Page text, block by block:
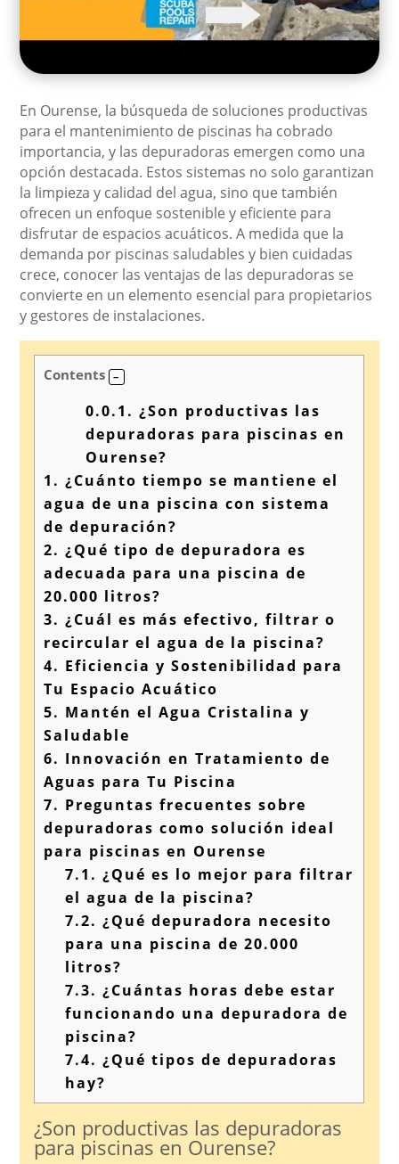
En Ourense, la búsqueda de soluciones productivas
para el mantenimiento de piscinas ha cobrado
importancia, y las depuradoras emergen como una
opción destacada. Estos sistemas no solo garantizan
la limpieza y calidad del agua, sino que también
ofrecen un enfoque sostenible y eficiente para
disfrutar de espacios acuáticos. A medida que la
demanda por piscinas saludables y bien cuidadas
crece, conocer las ventajas de las depuradoras se
convierte en un elemento esencial para propietarios
y gestores de instalaciones.
Contents
0.0.1. ¿Son productivas las
depuradoras para piscinas en
Ourense?
1. ¿Cuánto tiempo se mantiene el
agua de una piscina con sistema
de depuración?
2. ¿Qué tipo de depuradora es
adecuada para una piscina de
20.000 litros?
3. ¿Cuál es más efectivo, filtrar o
recircular el agua de la piscina?
4. Eficiencia y Sostenibilidad para
Tu Espacio Acuático
5. Mantén el Agua Cristalina y
Saludable
6. Innovación en Tratamiento de
Aguas para Tu Piscina
7. Preguntas frecuentes sobre
depuradoras como solución ideal
para piscinas en Ourense
7.1. ¿Qué es lo mejor para filtrar
el agua de la piscina?
7.2. ¿Qué depuradora necesito
para una piscina de 20.000
litros?
7.3. ¿Cuántas horas debe estar
funcionando una depuradora de
piscina?
7.4. ¿Qué tipos de depuradoras
hay?
¿Son productivas las depuradoras
para piscinas en Ourense?